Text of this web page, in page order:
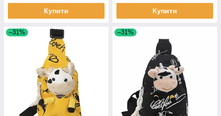
Купити Купити
–31% –31%